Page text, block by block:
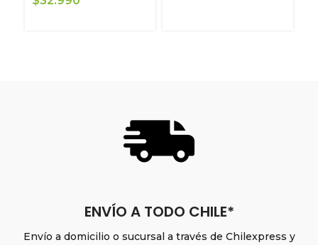
ENVÍO A TODO CHILE*
Envío a domicilio o sucursal a través de Chilexpress y